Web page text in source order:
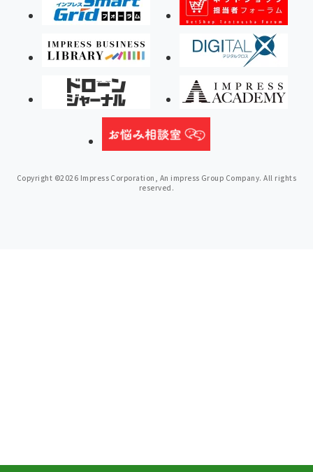
Copyright ©2026 Impress Corporation, An impress Group Company. All rights
reserved.